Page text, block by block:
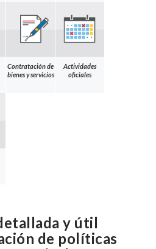
Contratación de
bienes y servicios
Actividades
oficiales
y útil
de políticas